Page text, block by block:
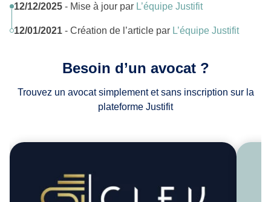
12/12/2025 - Mise à jour par L’équipe Justifit
12/01/2021 - Création de l’article par L’équipe Justifit
Besoin d’un avocat ?
Trouvez un avocat simplement et sans inscription sur la
plateforme Justifit